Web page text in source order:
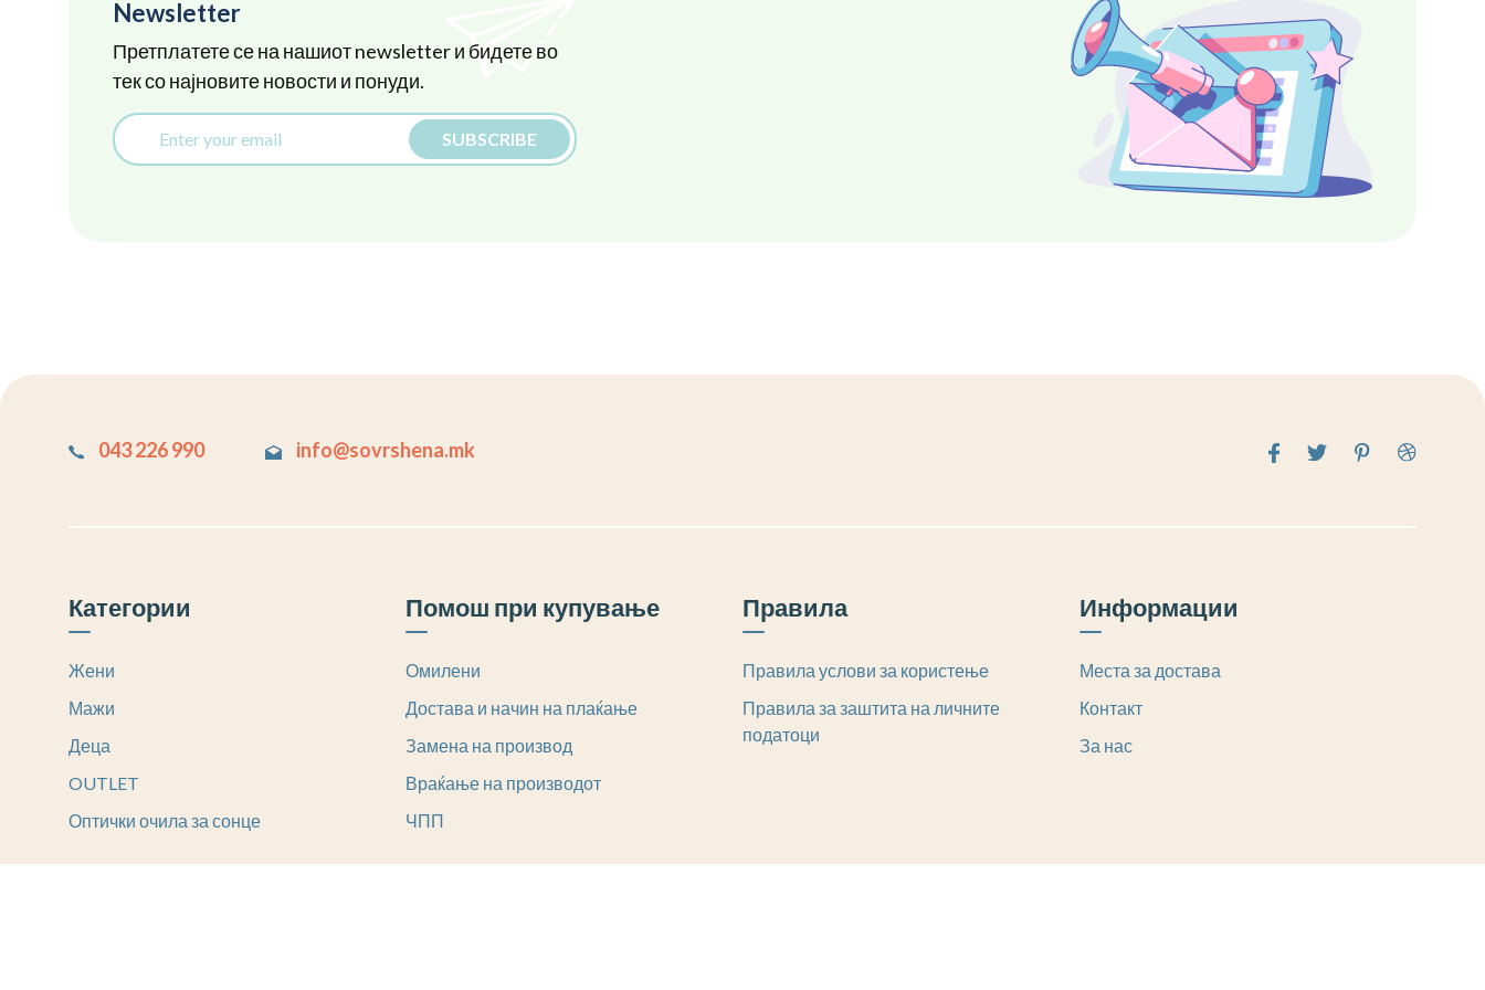
Newsletter
Претплатете се на нашиот newsletter и бидете во
тек со најновите новости и понуди.
SUBSCRIBE
043 226 990 info@sovrshena.mk
Категории
Жени
Мажи
Деца
OUTLET
Оптички очила за сонце
Помош при купување
Омилени
Достава и начин на плаќање
Замена на производ
Враќање на производот
ЧПП
Правила
Правила услови за користење
Правила за заштита на личните
податоци
Информации
Места за достава
Контакт
За нас